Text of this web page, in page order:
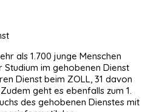
als 1.700 junge Menschen
Studium im gehobenen Dienst
Dienst beim ZOLL, 31 davon
geht es ebenfalls zum 1.
des gehobenen Dienstes mit